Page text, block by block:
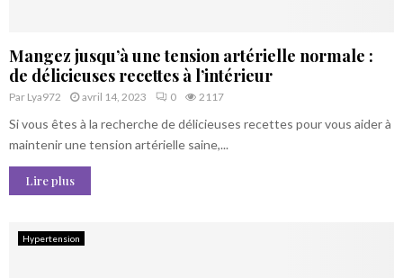
Mangez jusqu’à une tension artérielle normale :
de délicieuses recettes à l’intérieur
Par Lya972 avril 14, 2023 0 2117
Si vous êtes à la recherche de délicieuses recettes pour vous aider à
maintenir une tension artérielle saine,...
Lire plus
Hypertension